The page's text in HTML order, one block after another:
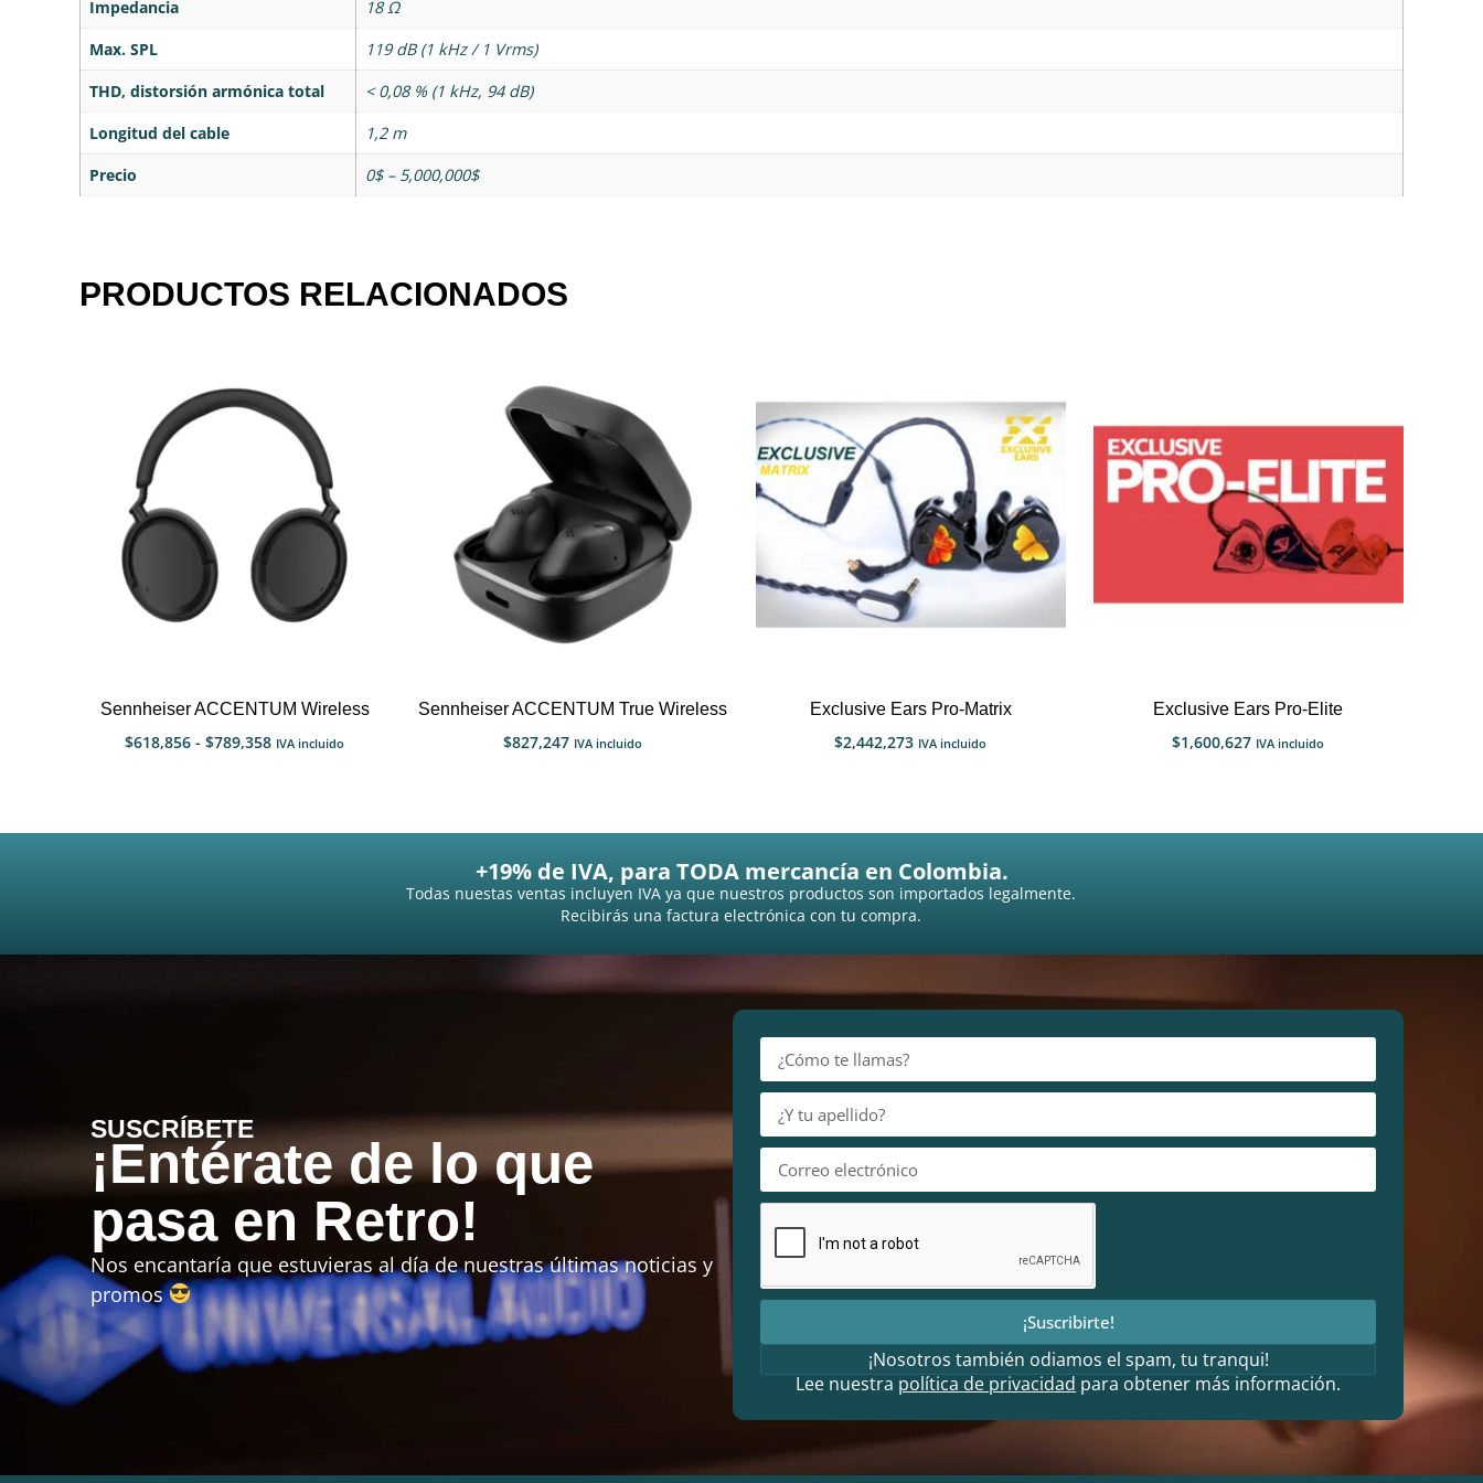
Impedancia
18 Ω
Max. SPL
119 dB (1 kHz / 1 Vrms)
THD, distorsión armónica total
< 0,08 % (1 kHz, 94 dB)
Longitud del cable
1,2 m
Precio
0$ – 5,000,000$
PRODUCTOS RELACIONADOS
Sennheiser ACCENTUM Wireless
$618,856 - $789,358 IVA incluido
Sennheiser ACCENTUM True Wireless
$827,247 IVA incluido
Exclusive Ears Pro-Matrix
$2,442,273 IVA incluido
Exclusive Ears Pro-Elite
$1,600,627 IVA incluido
+19% de IVA, para TODA mercancía en Colombia.
Todas nuestas ventas incluyen IVA ya que nuestros productos son importados legalmente.
Recibirás una factura electrónica con tu compra.
SUSCRÍBETE
¡Entérate de lo que
pasa en Retro!
Nos encantaría que estuvieras al día de nuestras últimas noticias y
promos
¡Suscribirte!
¡Nosotros también odiamos el spam, tu tranqui!
Lee nuestra política de privacidad para obtener más información.